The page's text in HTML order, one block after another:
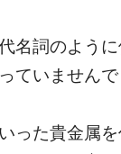
名詞のよう
ていませんで
った貴金属